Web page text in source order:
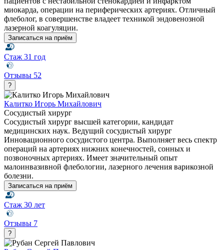
миокарда, операции на периферических артериях. Отличный
флеболог, в совершенстве владеет техникой эндовенозной
лазерной коагуляции.
Записаться на приём
Стаж 31 год
Отзывы 52
?
Калитко Игорь Михайлович
Сосудистый хирург
Сосудистый хирург высшей категории, кандидат
медицинских наук. Ведущий сосудистый хирург
Инновационного сосудистого центра. Выполняет весь спектр
операций на артериях нижних конечностей, сонных и
позвоночных артериях. Имеет значительный опыт
малоинвазивной флебологии, лазерного лечения варикозной
болезни.
Записаться на приём
Стаж 30 лет
Отзывы 7
?